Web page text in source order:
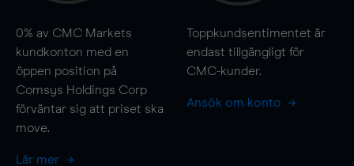
0% av CMC Markets
kundkonton med en
öppen position på
Comsys Holdings Corp
förväntar sig att priset ska
move.
Lär mer
Toppkundsentimentet är
endast tillgängligt för
CMC-kunder.
Ansök om konto